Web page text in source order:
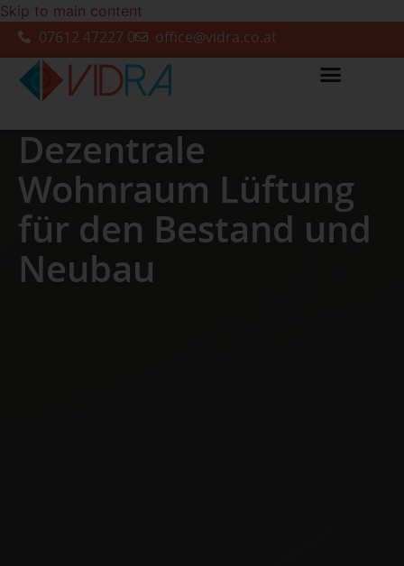
Skip to main content
07612 47227 0 office@vidra.co.at
Dezentrale
Wohnraum ­Lüftung
für den Bestand und
Neubau